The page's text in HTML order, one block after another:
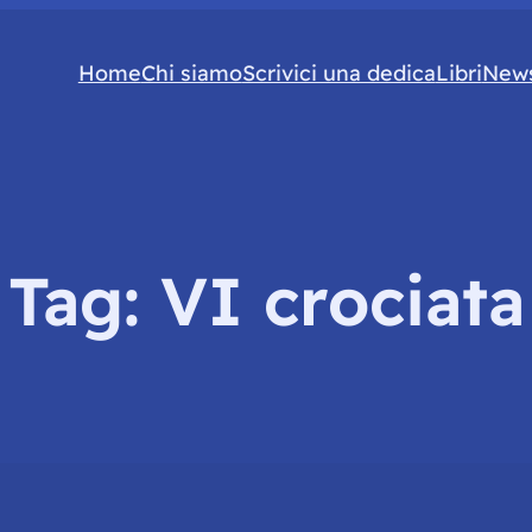
HomeChi siamoScrivici una dedicaLibri
Tag: VI crociata